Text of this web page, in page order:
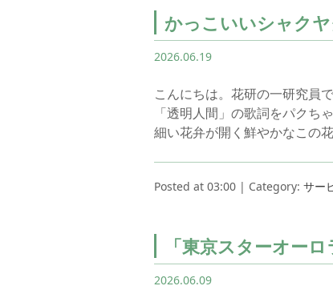
かっこいいシャク
2026.06.19
こんにちは。花研の一研究員
「透明人間」の歌詞をパクち
細い花弁が開く鮮やかなこの
Posted at 03:00 | Category: サー
「東京スターオーロ
2026.06.09